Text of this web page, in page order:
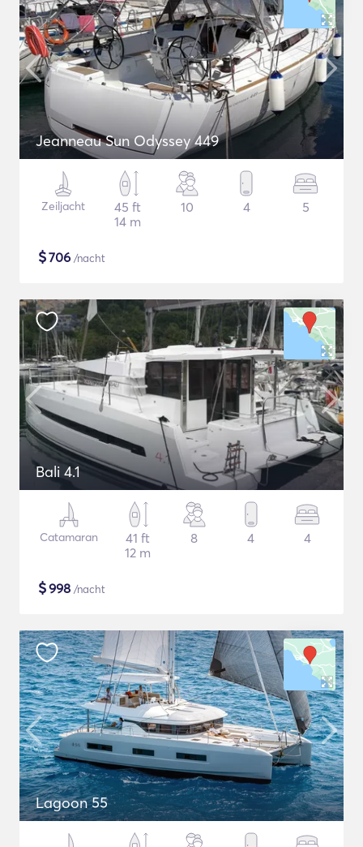
Jeanneau Sun Odyssey 449
Zeiljacht
45 ft
14 m
10 4 5
$706 /nacht
Bali 4.1
Catamaran
41 ft
12 m
8 4 4
$998 /nacht
Lagoon 55